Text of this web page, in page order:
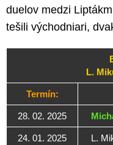
duelov medzi
tešili východniari,
L.
Termín:
28. 02. 2025
24. 01. 2025 L.